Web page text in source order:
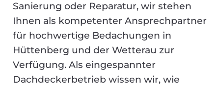
Sanierung oder Reparatur, wir stehen
Ihnen als kompetenter Ansprechpartner
für hochwertige Bedachungen in
Hüttenberg und der Wetterau zur
Verfügung. Als eingespannter
Dachdeckerbetrieb wissen wir, wie